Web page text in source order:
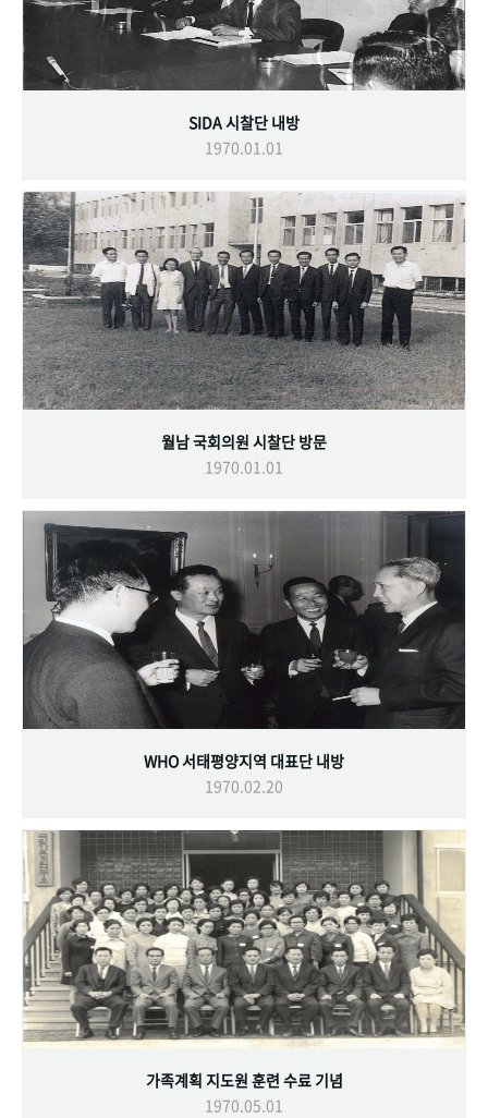
SIDA 시찰단 내방
1970.01.01
월남 국회의원 시찰단 방문
1970.01.01
WHO 서태평양지역 대표단 내방
1970.02.20
가족계획 지도원 훈련 수료 기념
1970.05.01